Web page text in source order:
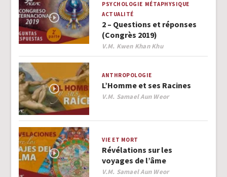
PSYCHOLOGIE MÉTAPHYSIQUE
ACTUALITÉ
2 – Questions et réponses
(Congrès 2019)
Author
V.M. Kwen Khan Khu
ANTHROPOLOGIE
L’Homme et ses Racines
Author
V.M. Samael Aun Weor
VIE ET MORT
Révélations sur les
voyages de l’âme
Author
V.M. Samael Aun Weor